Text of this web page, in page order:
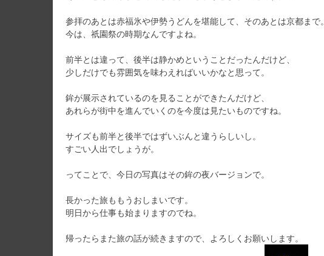
参拝のあとは赤福氷や伊勢うどんを堪能して、そのあとは京都まで。
今は、祇園祭の時期なんですよね。
前半とは違って、後半は静かめということだったんだけど、
少しだけでも雰囲気を味わえればいいかなと思って。
鉾が展示されているのを見ることができたんだけど、
あれらが街中を進んでいくのを今度は見たいものですね。
サイズも前半と後半ではずいぶんと違うらしいし。
すごい人出でしょうが。
ってことで、今日の写真はその鉾の夜バージョンで。
長かった旅ももうおしまいです。
明日から仕事も始まりますのでね。
帰ったらまた旅の話が続きますので、よろしくお願いします。